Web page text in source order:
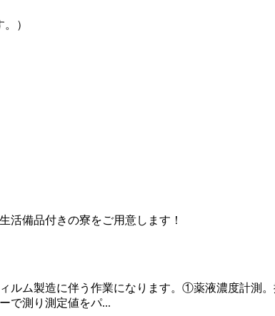
）
活備品付きの寮をご用意します！
ルム製造に伴う作業になります。①薬液濃度計
で測り測定値をパ...